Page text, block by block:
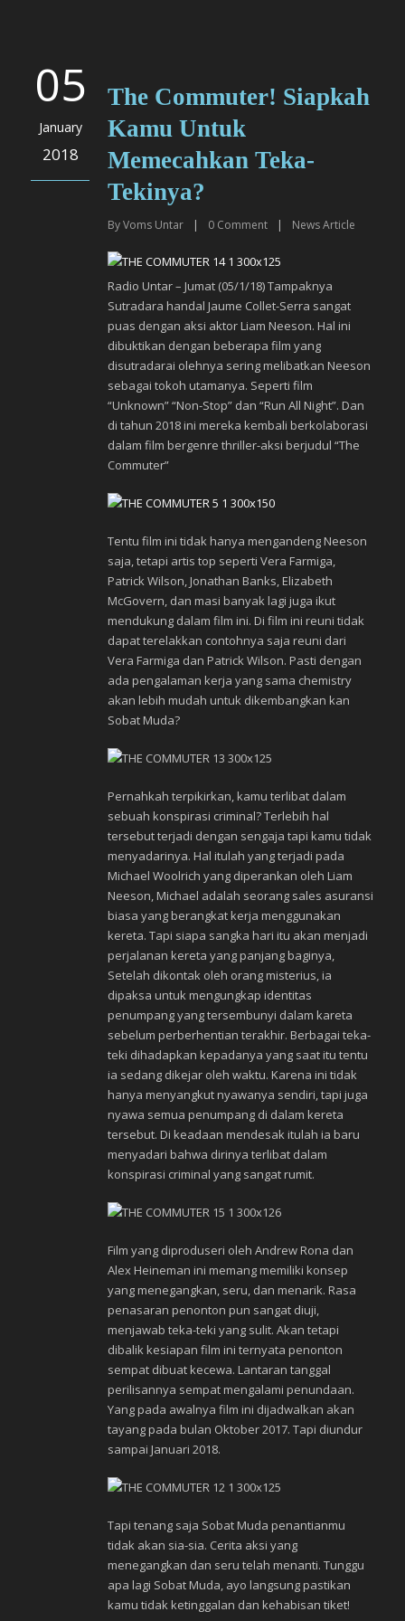
05
January
2018
The Commuter! Siapkah
Kamu Untuk
Memecahkan Teka-
Tekinya?
ByVoms Untar | 0 Comment | News Article
Radio Untar – Jumat (05/1/18) Tampaknya
Sutradara handal Jaume Collet-Serra sangat
puas dengan aksi aktor Liam Neeson. Hal ini
dibuktikan dengan beberapa film yang
disutradarai olehnya sering melibatkan Neeson
sebagai tokoh utamanya. Seperti film
“Unknown” “Non-Stop” dan “Run All Night”. Dan
di tahun 2018 ini mereka kembali berkolaborasi
dalam film bergenre thriller-aksi berjudul “The
Commuter”
Tentu film ini tidak hanya mengandeng Neeson
saja, tetapi artis top seperti Vera Farmiga,
Patrick Wilson, Jonathan Banks, Elizabeth
McGovern, dan masi banyak lagi juga ikut
mendukung dalam film ini. Di film ini reuni tidak
dapat terelakkan contohnya saja reuni dari
Vera Farmiga dan Patrick Wilson. Pasti dengan
ada pengalaman kerja yang sama chemistry
akan lebih mudah untuk dikembangkan kan
Sobat Muda?
Pernahkah terpikirkan, kamu terlibat dalam
sebuah konspirasi criminal? Terlebih hal
tersebut terjadi dengan sengaja tapi kamu tidak
menyadarinya. Hal itulah yang terjadi pada
Michael Woolrich yang diperankan oleh Liam
Neeson, Michael adalah seorang sales asuransi
biasa yang berangkat kerja menggunakan
kereta. Tapi siapa sangka hari itu akan menjadi
perjalanan kereta yang panjang baginya,
Setelah dikontak oleh orang misterius, ia
dipaksa untuk mengungkap identitas
penumpang yang tersembunyi dalam kareta
sebelum perberhentian terakhir. Berbagai teka-
teki dihadapkan kepadanya yang saat itu tentu
ia sedang dikejar oleh waktu. Karena ini tidak
hanya menyangkut nyawanya sendiri, tapi juga
nyawa semua penumpang di dalam kereta
tersebut. Di keadaan mendesak itulah ia baru
menyadari bahwa dirinya terlibat dalam
konspirasi criminal yang sangat rumit.
Film yang diproduseri oleh Andrew Rona dan
Alex Heineman ini memang memiliki konsep
yang menegangkan, seru, dan menarik. Rasa
penasaran penonton pun sangat diuji,
menjawab teka-teki yang sulit. Akan tetapi
dibalik kesiapan film ini ternyata penonton
sempat dibuat kecewa. Lantaran tanggal
perilisannya sempat mengalami penundaan.
Yang pada awalnya film ini dijadwalkan akan
tayang pada bulan Oktober 2017. Tapi diundur
sampai Januari 2018.
Tapi tenang saja Sobat Muda penantianmu
tidak akan sia-sia. Cerita aksi yang
menegangkan dan seru telah menanti. Tunggu
apa lagi Sobat Muda, ayo langsung pastikan
kamu tidak ketinggalan dan kehabisan tiket!